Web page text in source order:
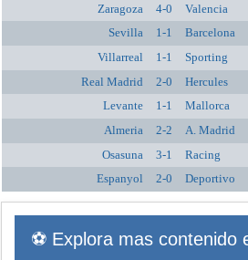
Zaragoza
4-0 Valencia
Sevilla
1-1 Barcelona
Villarreal
1-1 Sporting
Real Madrid
2-0 Hercules
Levante
1-1 Mallorca
Almeria
2-2 A. Madrid
Osasuna
3-1 Racing
Espanyol
2-0 Deportivo
⚽ Explora mas contenido